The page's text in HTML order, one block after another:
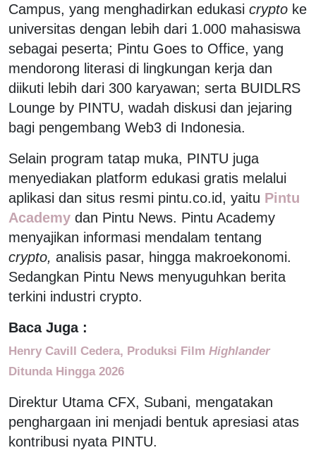
Campus, yang menghadirkan edukasi crypto ke
universitas dengan lebih dari 1.000 mahasiswa
sebagai peserta; Pintu Goes to Office, yang
mendorong literasi di lingkungan kerja dan
diikuti lebih dari 300 karyawan; serta BUIDLRS
Lounge by PINTU, wadah diskusi dan jejaring
bagi pengembang Web3 di Indonesia.
Selain program tatap muka, PINTU juga
menyediakan platform edukasi gratis melalui
aplikasi dan situs resmi pintu.co.id, yaitu Pintu
Academy dan Pintu News. Pintu Academy
menyajikan informasi mendalam tentang
crypto, analisis pasar, hingga makroekonomi.
Sedangkan Pintu News menyuguhkan berita
terkini industri crypto.
Baca Juga :
Henry Cavill Cedera, Produksi Film Highlander
Ditunda Hingga 2026
Direktur Utama CFX, Subani, mengatakan
penghargaan ini menjadi bentuk apresiasi atas
kontribusi nyata PINTU.